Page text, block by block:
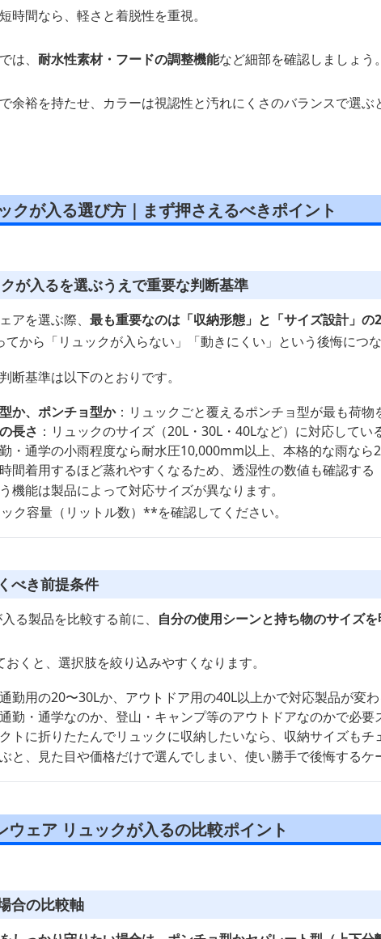
時間なら、軽さと着脱性を重視。
は、 耐水性素材・フードの調整機能など細部を確認しましょう。
余裕を持たせ、カラーは視認性と汚れにくさのバランスで選ぶ
クが入る選び方｜まず押さえるべきポイント
が入るを選ぶうえで重要な判断基準
アを選ぶ際、 最も重要なのは「収納形態」と「サイズ設計」の
から「リュックが入らない」「動きにくい」という後悔につな
断基準は以下のとおりです。
か、ポンチョ型か：リュックごと覆えるポンチョ型が最も荷物
長さ ：リュックのサイズ（20L・30L・40Lなど）に対応してい
勤・通学の小雨程度なら耐水圧10,000mm以上、本格的な雨な
時間着用するほど蒸れやすくなるため、透湿性の数値も確認する
機能は製品によって対応サイズが異なります。
ク容量（リットル数）**を確認してください。
べき前提条件
る製品を比較する前に、 自分の使用シーンと持ち物のサイズ
くと、選択肢を絞り込みやすくなります。
勤用の20〜30Lか、アウトドア用の40L以上かで対応製品が変
通勤・通学なのか、登山・キャンプ等のアウトドアなのかで必要
クトに折りたたんでリュックに収納したいなら、収納サイズもチ
と、見た目や価格だけで選んでしまい、使い勝手で後悔するケ
ウェア リュックが入るの比較ポイント
合の比較軸